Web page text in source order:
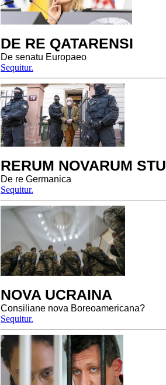
DE RE QATARENSI
De senatu Europaeo
Sequitur.
RERUM NOVARUM
De re Germanica
Sequitur.
NOVA UCRAINA
Consiliane nova Boreoamericana?
Sequitur.